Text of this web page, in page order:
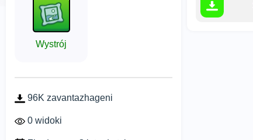
Wystrój
96K zavantazhageni
0 widoki